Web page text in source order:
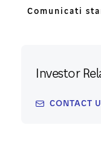
Comunicati
Investor
CONTACT